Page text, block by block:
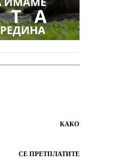
КАКО
СЕ ПРЕТПЛАТИТЕ